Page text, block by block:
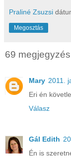
Praliné Zsuzsi
Megosztás
69
Mary 2011.
Eri én
Válasz
Gál Edith
Én is